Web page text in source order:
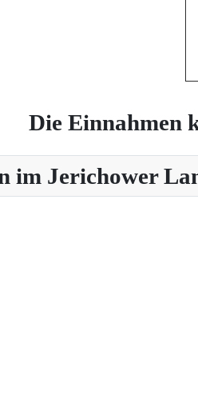
im Jerichower
Die Einnahmen